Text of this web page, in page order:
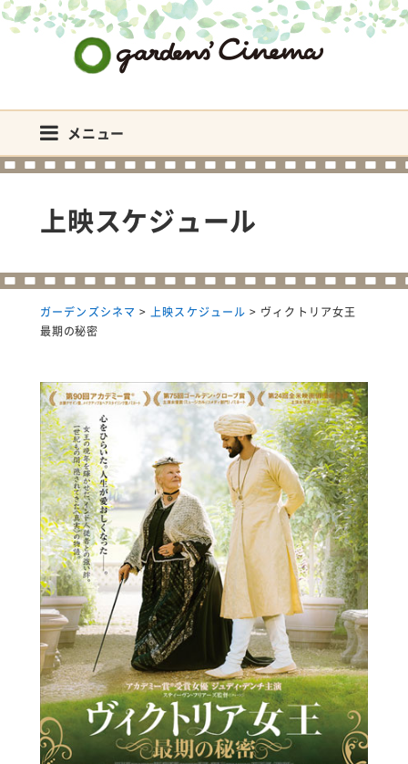
メニュー
上映スケジュール
ガーデンズシネマ >上映スケジュール > ヴィクトリア女王
最期の秘密